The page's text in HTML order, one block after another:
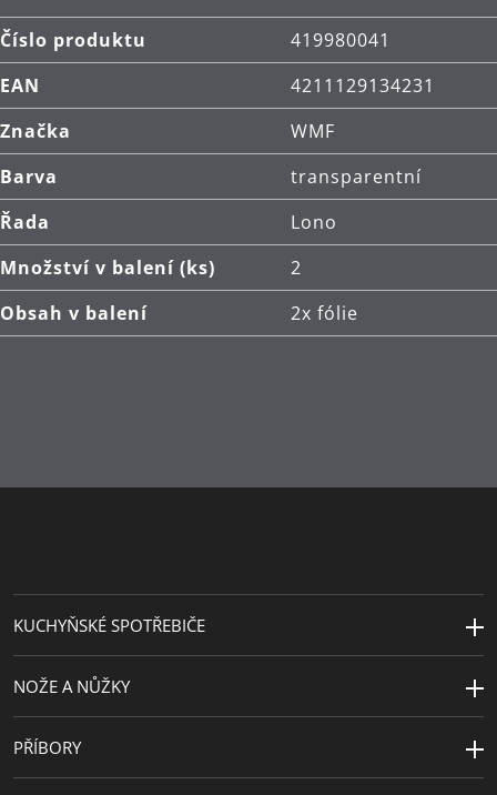
Číslo produktu
419980041
EAN
4211129134231
Značka
WMF
Barva
transparentní
Řada
Lono
Množství v balení (ks)
2
Obsah v balení
2x fólie
KUCHYŇSKÉ SPOTŘEBIČE
NOŽE A NŮŽKY
PŘÍBORY